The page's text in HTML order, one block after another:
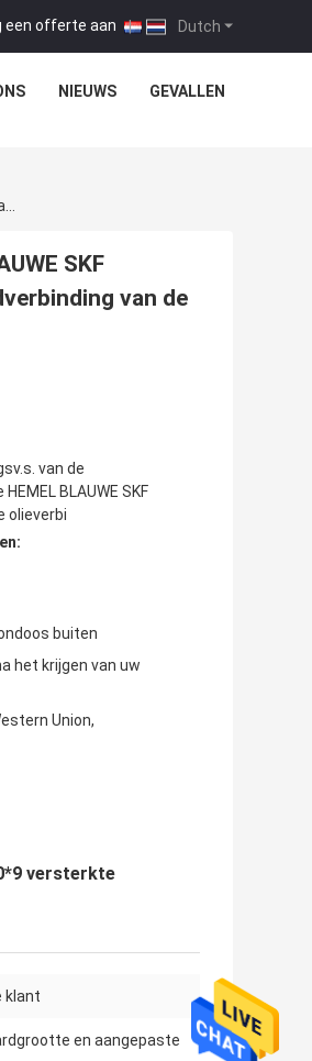
Dutch
een offerte aan |
NIEUWS GEVALLEN
SKF
van de
van de
BLAUWE SKF
olieverbi
buiten
het krijgen van uw
Union,
versterkte
klant
en aangepaste